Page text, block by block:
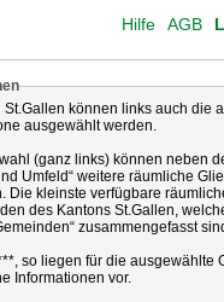
AGB
Hilfe
St.Gallen können links auch die
ausgewählt werden.
(ganz links) können neben
Umfeld“ weitere räumliche
Die kleinste verfügbare
des Kantons St.Gallen,
zusammengefasst
so liegen für die ausgewählte
Informationen vor.